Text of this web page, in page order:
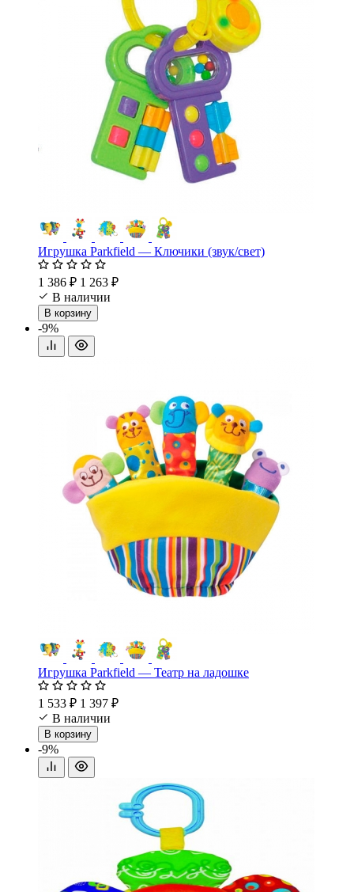
Игрушка Parkfield — Ключики (звук/свет)
1 386 ₽ 1 263 ₽
В наличии
В корзину
-9%
Игрушка Parkfield — Театр на ладошке
1 533 ₽ 1 397 ₽
В наличии
В корзину
-9%